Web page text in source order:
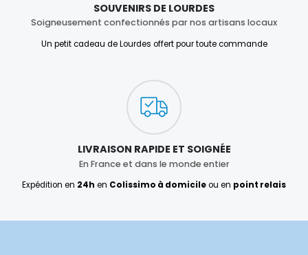
SOUVENIRS DE LOURDES
Soigneusement confectionnés par nos artisans locaux
Un petit cadeau de Lourdes offert pour toute commande
LIVRAISON RAPIDE ET SOIGNÉE
En France et dans le monde entier
Expédition en 24h en Colissimo à domicileou en point relais